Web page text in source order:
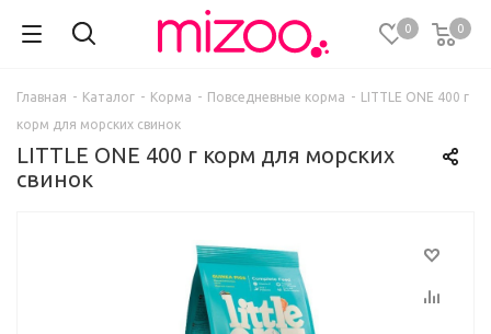
0 0
Главная - Каталог - Корма - Повседневные корма - LITTLE ONE 400 г
корм для морских свинок
LITTLE ONE 400 г корм для морских
свинок